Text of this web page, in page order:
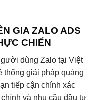
GIA ZALO ADS
CHIẾN
dùng Zalo tại Việt
thống giải pháp quảng
tiếp cận chính xác
và nhu cầu đầu tư